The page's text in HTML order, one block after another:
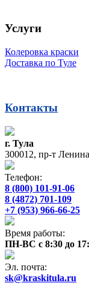
Услуги
Колеровка краски
Доставка по Туле
Контакты
г. Тула
300012, пр-т
Телефон:
8 (800) 101-91-06
8 (4872) 701-109
+7 (953) 966-66-25
Время работы:
ПН-ВС с 8:30 до
Эл. почта:
sk@kraskitula.ru